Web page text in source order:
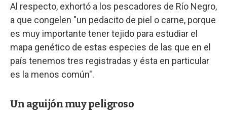
Al respecto, exhortó a los pescadores de Río Negro,
a que congelen "un pedacito de piel o carne, porque
es muy importante tener tejido para estudiar el
mapa genético de estas especies de las que en el
país tenemos tres registradas y ésta en particular
es la menos común".
Un aguijón muy peligroso